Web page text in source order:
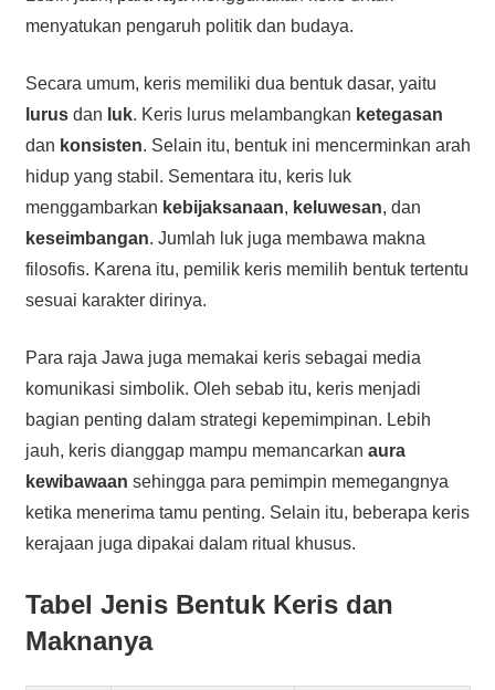
menyatukan pengaruh politik dan budaya.
Secara umum, keris memiliki dua bentuk dasar, yaitu
lurusdan luk. Keris lurus melambangkan ketegasan
dan konsisten. Selain itu, bentuk ini mencerminkan arah
hidup yang stabil. Sementara itu, keris luk
menggambarkan kebijaksanaan, keluwesan, dan
keseimbangan. Jumlah luk juga membawa makna
filosofis. Karena itu, pemilik keris memilih bentuk tertentu
sesuai karakter dirinya.
Para raja Jawa juga memakai keris sebagai media
komunikasi simbolik. Oleh sebab itu, keris menjadi
bagian penting dalam strategi kepemimpinan. Lebih
jauh, keris dianggap mampu memancarkan aura
kewibawaan sehingga para pemimpin memegangnya
ketika menerima tamu penting. Selain itu, beberapa keris
kerajaan juga dipakai dalam ritual khusus.
Tabel Jenis Bentuk Keris dan
Maknanya